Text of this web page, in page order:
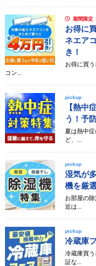
期間限定
お得に
ネエア
き！
お得に買
コン...
pickup
【熱中
う！予
夏は熱中
ど、...
pickup
湿気が
機を厳
お部屋の
近は...
pickup
冷蔵庫
冷蔵庫買
証な...